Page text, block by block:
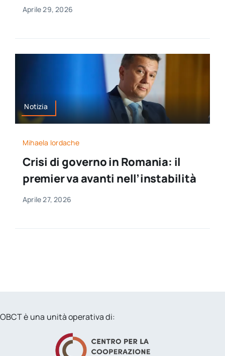
Aprile 29, 2026
Notizia
Mihaela Iordache
Crisi di governo in Romania: il
premier va avanti nell’instabilità
Aprile 27, 2026
OBCT è una unità operativa di: